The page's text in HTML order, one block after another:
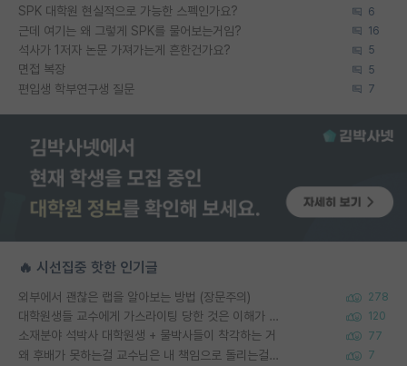
SPK 대학원 현실적으로 가능한 스펙인가요? 6
근데 여기는 왜 그렇게 SPK를 물어보는거임? 16
석사가 1저자 논문 가져가는게 흔한건가요? 5
면접 복장 5
편입생 학부연구생 질문 7
🔥 시선집중 핫한 인기글
외부에서 괜찮은 랩을 알아보는 방법 (장문주의) 278
대학원생들 교수에게 가스라이팅 당한 것은 이해가 갑니다. 안타깝네요. 120
소재분야 석박사 대학원생 + 물박사들이 착각하는 거 77
왜 후배가 못하는걸 교수님은 내 책임으로 돌리는걸까요? 7